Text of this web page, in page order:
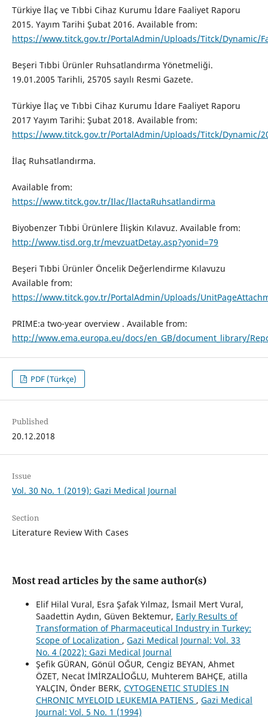
Türkiye İlaç ve Tıbbi Cihaz Kurumu İdare Faaliyet Raporu
2015. Yayım Tarihi Şubat 2016. Available from:
https://www.titck.gov.tr/PortalAdmin/Uploads/Titck/Dynamic/
Beşeri Tıbbi Ürünler Ruhsatlandırma Yönetmeliği.
19.01.2005 Tarihli, 25705 sayılı Resmi Gazete.
Türkiye İlaç ve Tıbbi Cihaz Kurumu İdare Faaliyet Raporu
2017 Yayım Tarihi: Şubat 2018. Available from:
https://www.titck.gov.tr/PortalAdmin/Uploads/Titck/Dynamic/
İlaç Ruhsatlandırma.
Available from:
https://www.titck.gov.tr/Ilac/IlactaRuhsatlandirma
Biyobenzer Tıbbi Ürünlere İlişkin Kılavuz. Available from:
http://www.tisd.org.tr/mevzuatDetay.asp?yonid=79
Beşeri Tıbbi Ürünler Öncelik Değerlendirme Kılavuzu
Available from:
https://www.titck.gov.tr/PortalAdmin/Uploads/
PRIME:a two-year overview . Available from:
http://www.ema.europa.eu/docs/en_GB/document_library/
PDF (Türkçe)
Published
20.12.2018
Issue
Vol. 30 No. 1 (2019): Gazi Medical Journal
Section
Literature Review With Cases
Most read articles by the same author(s)
Elif Hilal Vural, Esra Şafak Yılmaz, İsmail Mert Vural,
Saadettin Aydın, Güven Bektemur, Early Results of
Transformation of Pharmaceutical Industry in Turkey:
Scope of Localization , Gazi Medical Journal: Vol. 33
No. 4 (2022): Gazi Medical Journal
Şefik GÜRAN, Gönül OĞUR, Cengiz BEYAN, Ahmet
ÖZET, Necat İMİRZALİOĞLU, Muhterem BAHÇE, atilla
YALÇIN, Önder BERK, CYTOGENETIC STUDİES IN
CHRONIC MYELOID LEUKEMIA PATIENS , Gazi Medical
Journal: Vol. 5 No. 1 (1994)